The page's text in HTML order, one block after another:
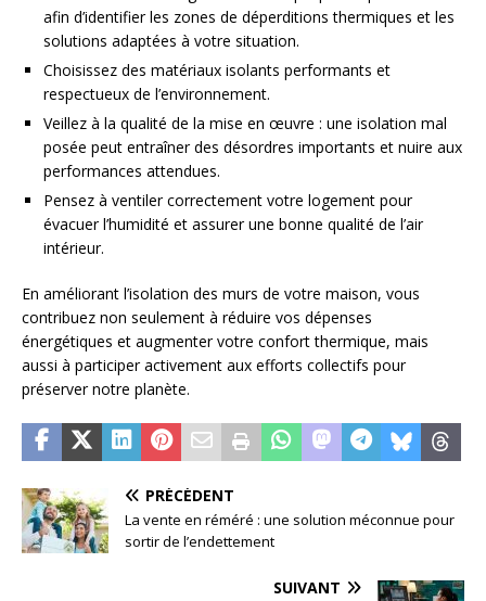
afin d’identifier les zones de déperditions thermiques et les
solutions adaptées à votre situation.
Choisissez des matériaux isolants performants et
respectueux de l’environnement.
Veillez à la qualité de la mise en œuvre : une isolation mal
posée peut entraîner des désordres importants et nuire aux
performances attendues.
Pensez à ventiler correctement votre logement pour
évacuer l’humidité et assurer une bonne qualité de l’air
intérieur.
En améliorant l’isolation des murs de votre maison, vous
contribuez non seulement à réduire vos dépenses
énergétiques et augmenter votre confort thermique, mais
aussi à participer activement aux efforts collectifs pour
préserver notre planète.
PRÉCÉDENT
La vente en réméré : une solution méconnue pour
sortir de l’endettement
SUIVANT